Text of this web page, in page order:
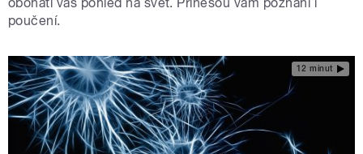
poučení.
12 minut